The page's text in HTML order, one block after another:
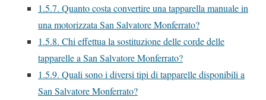
1.5.7. Quanto costa convertire una tapparella manuale in
una motorizzata San Salvatore Monferrato?
1.5.8. Chi effettua la sostituzione delle corde delle
tapparelle a San Salvatore Monferrato?
1.5.9. Quali sono i diversi tipi di tapparelle disponibili a
San Salvatore Monferrato?